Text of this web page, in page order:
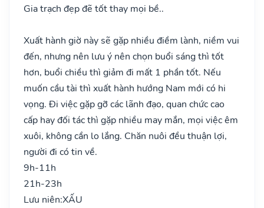
Gia trạch đẹp đẽ tốt thay mọi bề..
Xuất hành giờ này sẽ gặp nhiều điềm lành, niềm vui
đến, nhưng nên lưu ý nên chọn buổi sáng thì tốt
hơn, buổi chiều thì giảm đi mất 1 phần tốt. Nếu
muốn cầu tài thì xuất hành hướng Nam mới có hi
vọng. Đi việc gặp gỡ các lãnh đạo, quan chức cao
cấp hay đối tác thì gặp nhiều may mắn, mọi việc êm
xuôi, không cần lo lắng. Chăn nuôi đều thuận lợi,
người đi có tin về.
9h-11h
21h-23h
Lưu niên:XẤU